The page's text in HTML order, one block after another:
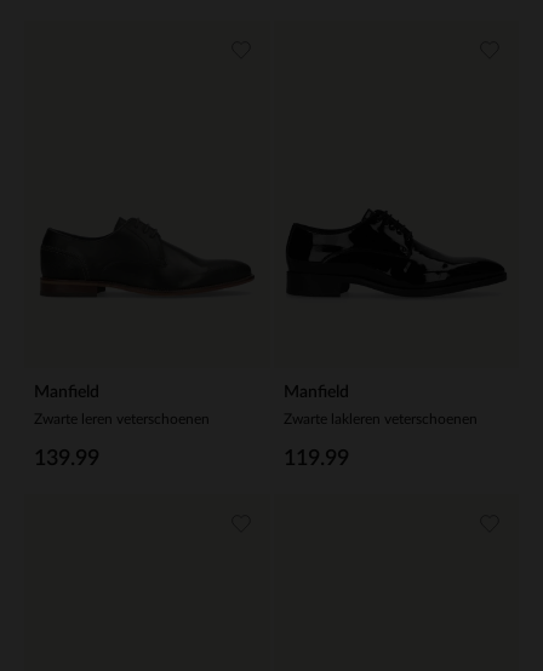
Manfield
Zwarte leren veterschoenen
139.99
Manfield
Zwarte lakleren veterschoenen
119.99